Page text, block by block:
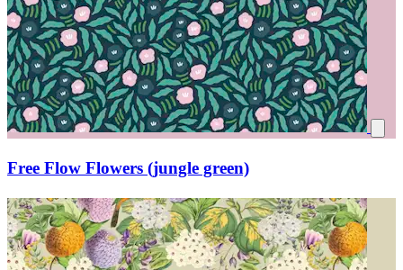
Free Flow Flowers (jungle green)